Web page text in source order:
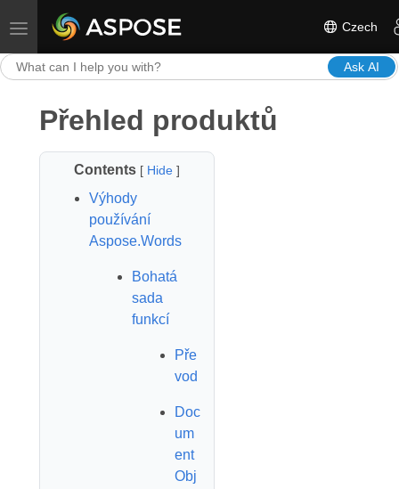
Toggle navigation Czech
Ask AI
Přehled produktů
Contents [ Hide]
Výhody
používání
Aspose.Words
Bohatá
sada
funkcí
Pře
vod
Doc
um
ent
Obj